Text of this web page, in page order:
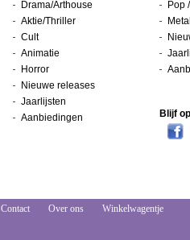
Drama/Arthouse
Aktie/Thriller
Cult
Animatie
Horror
Nieuwe releases
Jaarlijsten
Aanbiedingen
Pop
Blijf
Contact Over ons Winkelwagentje